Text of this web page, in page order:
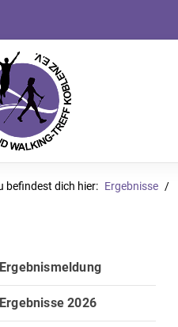
befindest dich hier: Ergebnisse
Ergebnismeldung
Ergebnisse 2026